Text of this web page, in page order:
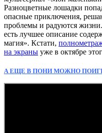
Разноцветные лошадки
опасные приключения,
проблемы и радуются
есть лучшее описание
магия». Кстати,
на экраны уже в октябре
А ЕЩЕ В ПОНИ МОЖНО